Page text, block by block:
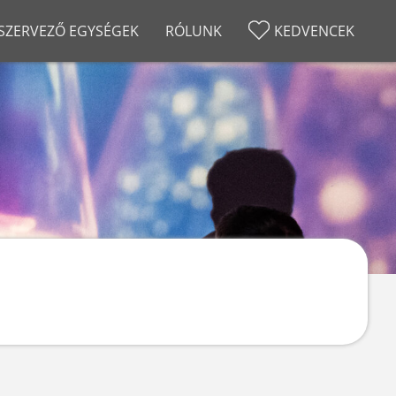
EGYSÉGEK RÓLUNK
2025
2024
2023
2022
2021
RÓLUNK
Történet
GYIK
Kapcsolat
KEDVENCEK